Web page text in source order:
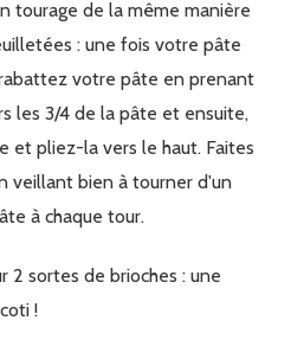
: une fois votre pâte
votre pâte en prenant
les 3/4 de la pâte et ensuite,
et pliez-la vers le haut. Faites
veillant bien à tourner d'un
à chaque tour.
!